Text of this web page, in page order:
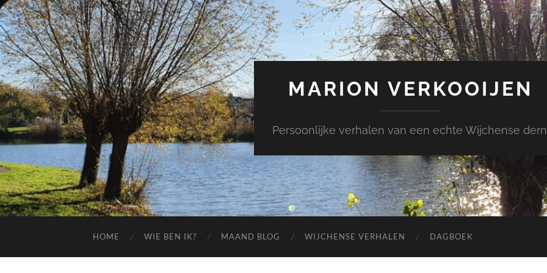
MARION VERKOOIJEN
Persoonlijke verhalen van een echte Wijchense
HOME WIE BEN IK? MAAND BLOG WIJCHENSE VERHALEN DAGBOEK